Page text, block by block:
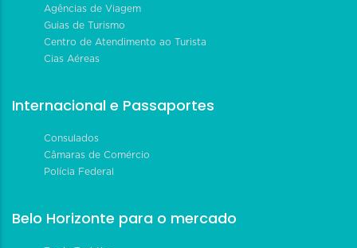
Agências de Viagem
Guias de Turismo
Centro de Atendimento ao Turista
Cias Aéreas
Internacional e Passaportes
Consulados
Câmaras de Comércio
Polícia Federal
Belo Horizonte para o mercado